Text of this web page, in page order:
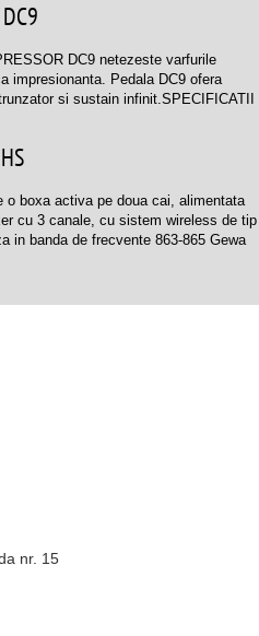
DC9 netezeste varfurile
impresionanta. Pedala DC9 ofera
si sustain infinit.SPECIFICATII
o boxa activa pe doua cai, alimentata
cu 3 canale, cu sistem wireless de tip
in banda de frecvente 863-865 Gewa
nr. 15